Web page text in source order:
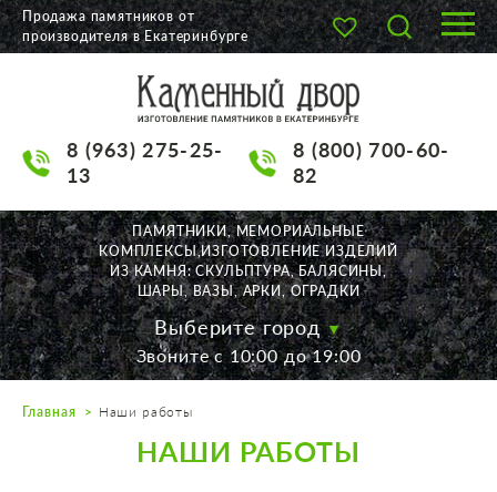
О КОМПАНИИ
НАШИ РАБОТЫ
АКЦИИ
ДОСТАВКА
КОНТАКТЫ
K2532513@yandex.ru
Пн. — Пт. с 10:00 до 19:00
Продажа памятников от
производителя в Екатеринбурге
8 (963) 275-25-
13
8 (800) 700-60-
82
ПАМЯТНИКИ, МЕМОРИАЛЬНЫЕ
КОМПЛЕКСЫ,ИЗГОТОВЛЕНИЕ ИЗДЕЛИЙ
ИЗ КАМНЯ: СКУЛЬПТУРА, БАЛЯСИНЫ,
ШАРЫ, ВАЗЫ, АРКИ, ОГРАДКИ
Выберите город
Звоните с 10:00 до 19:00
Главная Наши работы
НАШИ РАБОТЫ